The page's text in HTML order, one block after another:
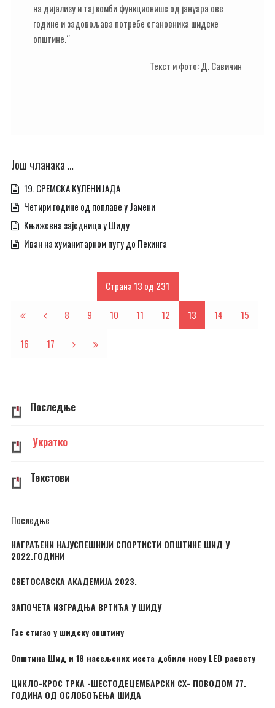
на дијализу и тај комби функционише од јануара ове
године и задовољава потребе становника шидске
општине.“
Текст и фото: Д. Савичин
Још чланака …
19. СРЕМСКА КУЛЕНИЈАДА
Четири године од поплаве у Јамени
Књижевна заједница у Шиду
Иван на хуманитарном путу до Пекинга
8 9 10 11 12 13 14 15
16 17
Страна 13 од 231
Последње
Укратко
Текстови
Последње
НАГРАЂЕНИ НАЈУСПЕШНИЈИ СПОРТИСТИ ОПШТИНЕ ШИД У
2022.ГОДИНИ
СВЕТОСАВСКА АКАДЕМИЈА 2023.
ЗАПОЧЕТА ИЗГРАДЊА ВРТИЋА У ШИДУ
Гас стигао у шидску општину
Општина Шид и 18 насељених места добило нову LED расвету
ЦИКЛО-КРОС ТРКА -ШЕСТОДЕЦЕМБАРСКИ CX- ПОВОДОМ 77.
ГОДИНА ОД ОСЛОБОЂЕЊА ШИДА